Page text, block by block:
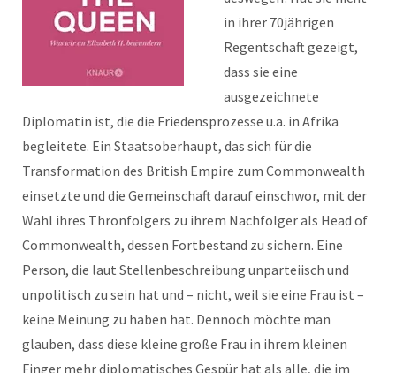
in ihrer 70jährigen
Regentschaft gezeigt,
dass sie eine
ausgezeichnete
Diplomatin ist, die die Friedensprozesse u.a. in Afrika
begleitete. Ein Staatsoberhaupt, das sich für die
Transformation des British Empire zum Commonwealth
einsetzte und die Gemeinschaft darauf einschwor, mit der
Wahl ihres Thronfolgers zu ihrem Nachfolger als Head of
Commonwealth, dessen Fortbestand zu sichern. Eine
Person, die laut Stellenbeschreibung unparteiisch und
unpolitisch zu sein hat und – nicht, weil sie eine Frau ist –
keine Meinung zu haben hat. Dennoch möchte man
glauben, dass diese kleine große Frau in ihrem kleinen
Finger mehr diplomatisches Gespür hat als alle, die im